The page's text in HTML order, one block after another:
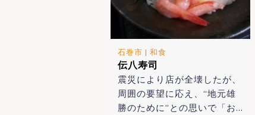
石巻市 | 和食
伝八寿司
震災により店が全壊したが、
周囲の要望に応え、“地元雄
勝のために”との思いで「お…